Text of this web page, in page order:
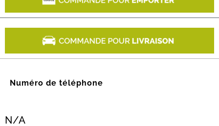
Numéro de téléphone
N/A